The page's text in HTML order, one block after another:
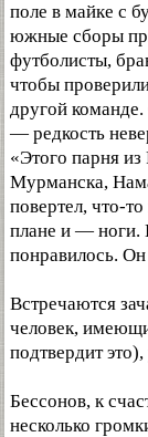
поле в майке с
южные сборы
футболисты,
чтобы
другой команде.
— редкость
«Этого парня
Мурманска,
повертел, что-
плане и — ноги.
понравилось.
Встречаются
человек,
подтвердит
Бессонов, к
несколько